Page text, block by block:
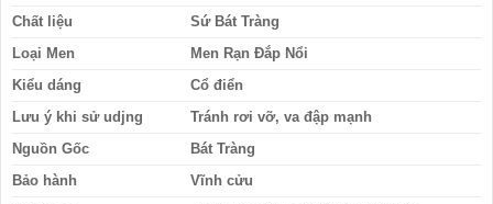
Chất liệu Sứ Bát Tràng
Loại Men Men Rạn Đắp Nổi
Kiểu dáng Cổ điển
Lưu ý khi sử udjng Tránh rơi vỡ, va đập mạnh
Nguồn Gốc Bát Tràng
Bảo hành Vĩnh cửu